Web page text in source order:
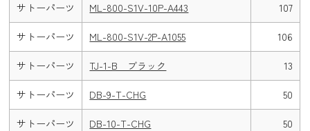
サトーパーツ ML-800-S1V-10P-A443 107
サトーパーツ ML-800-S1V-2P-A1055 106
サトーパーツ TJ-1-B ブラック 13
サトーパーツ DB-9-T-CHG 50
サトーパーツ DB-10-T-CHG 50